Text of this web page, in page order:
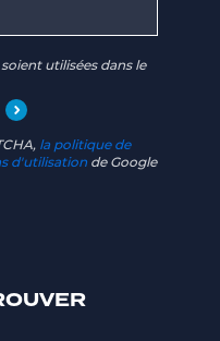
utilisées dans le
la politique de
d'utilisation de Google